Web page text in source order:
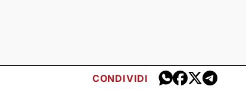
CONDIVIDI